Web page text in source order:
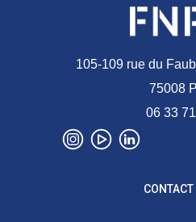
105-109 rue du
75008
06 33
CONTACT